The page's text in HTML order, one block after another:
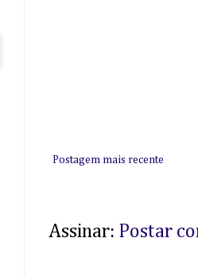
Postagem mais recente
Assinar: Postar